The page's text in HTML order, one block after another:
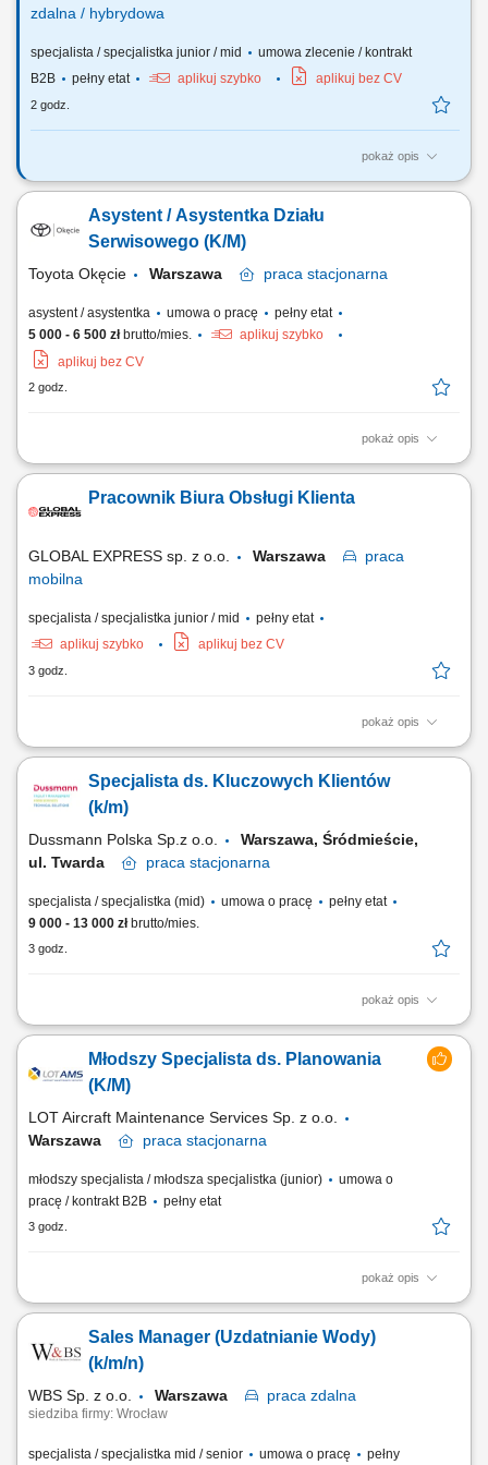
zdalna / hybrydowa
specjalista / specjalistka junior / mid
umowa zlecenie / kontrakt
B2B
pełny etat aplikuj szybko aplikuj bez CV
2 godz.
pokaż opis
Opis stanowiska Pozyskiwanie klientów biznesowych oraz sprzedaż
rachunki bankowe, faktoring i inne rozwiązania finansowe. Rozwój w
kierunku multidoradcy poprzez poszerzanie oferty produktowej dla
Asystent / Asystentka Działu
Serwisowego (K/M)
Toyota Okęcie Warszawa praca stacjonarna
asystent / asystentka umowa o pracę
pełny etat
5 000 - 6 500 złbrutto/mies.
aplikuj szybko
aplikuj bez CV
2 godz.
pokaż opis
Opis stanowiska Bieżąca obsługa połączeń przychodzących oraz
Organizacyjne wsparcie doradców technicznych w sprawnym procesie
przyjmowania i wydawania pojazdów. Prowadzenie ewidencji
Pracownik Biura Obsługi Klienta
GLOBAL EXPRESS sp. z o.o. Warszawa
praca
mobilna
specjalista / specjalistka junior / mid
pełny etat
aplikuj szybko
aplikuj bez CV
3 godz.
pokaż opis
Podstawowy zakres obowiązków: telefoniczna i mailowa obsługa
wizerunek firmy;Specjalista ds. Kluczowych Klientów
(k/m)
Dussmann Polska Sp.z o.o.
Warszawa, Śródmieście,
ul. Twarda
praca stacjonarna
specjalista / specjalistka (mid) umowa o pracę
pełny etat
9 000 - 13 000 złbrutto/mies.
3 godz.
pokaż opis
Codzienny Kontakt i obsługa Zleceń klienta; Kontrola procesu
Administracyjna obsługa kontraktu;
Młodszy Specjalista ds. Planowania
(K/M)
LOT Aircraft Maintenance Services Sp. z o.o.
Warszawa
praca stacjonarna
młodszy specjalista / młodsza specjalistka (junior)
umowa o
pracę / kontrakt B2B
pełny etat
3 godz.
pokaż opis
Obowiązki na stanowisku: Przygotowanie dokumentacji na podstawie
zleceń. Weryfikacja poprawności dokumentacji wykonawczej.
Planowanie przeglądów wykonywanych w Obsłudze Liniowej. Praca w
Sales Manager (Uzdatnianie Wody)
(k/m/n)
WBS Sp. z o.o. Warszawa praca zdalna
siedziba firmy: Wrocław
specjalista / specjalistka mid / senior umowa o pracę pełny